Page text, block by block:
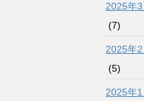
2025年3
(7)
2025年2
(5)
2025年1